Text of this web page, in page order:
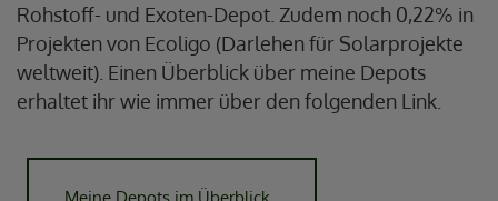
Rohstoff- und Exoten-Depot. Zudem noch 0,22% in
Projekten von Ecoligo (Darlehen für Solarprojekte
weltweit). Einen Überblick über meine Depots
erhaltet ihr wie immer über den folgenden Link.
Meine Depots im Überblick